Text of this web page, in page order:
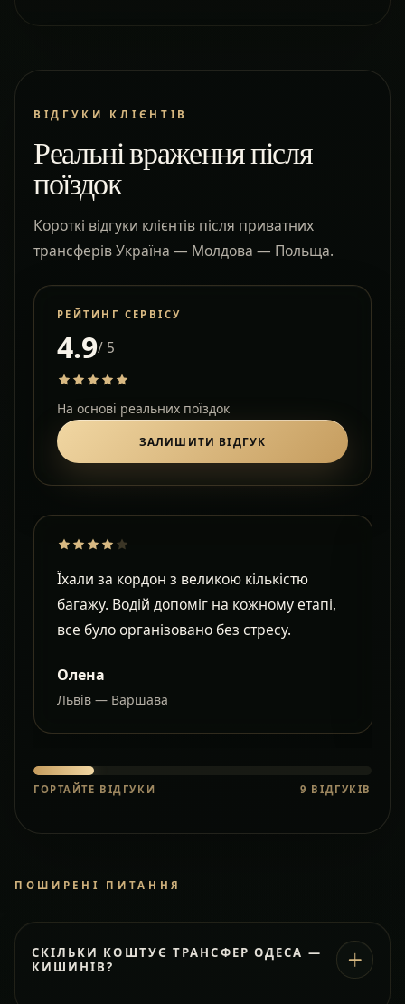
ВІДГУКИ КЛІЄНТІВ
Реальні враження після
поїздок
Короткі відгуки клієнтів після приватних
трансферів Україна — Молдова — Польща.
РЕЙТИНГ СЕРВІСУ
4.9/ 5
На основі реальних поїздок
ЗАЛИШИТИ ВІДГУК
Їхали за кордон з великою кількістю
багажу. Водій допоміг на кожному етапі,
все було організовано без стресу.
Олена
Львів — Варшава
ГОРТАЙТЕ ВІДГУКИ 9 ВІДГУКІВ
ПОШИРЕНІ ПИТАННЯ
СКІЛЬКИ КОШТУЄ ТРАНСФЕР ОДЕСА —
КИШИНІВ?